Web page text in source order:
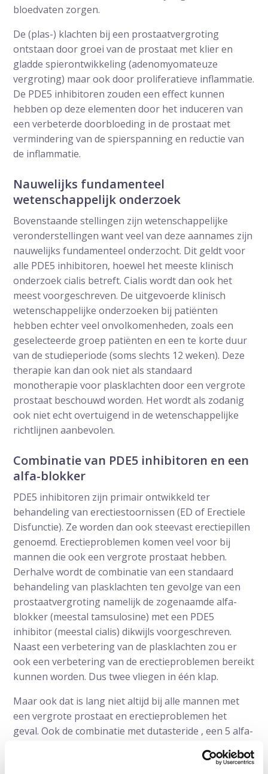
bloedvaten zorgen.
De (plas-) klachten bij een prostaatvergroting
ontstaan door groei van de prostaat met klier en
gladde spierontwikkeling (adenomyomateuze
vergroting) maar ook door proliferatieve inflammatie.
De PDE5 inhibitoren zouden een effect kunnen
hebben op deze elementen door het induceren van
een verbeterde doorbloeding in de prostaat met
vermindering van de spierspanning en reductie van
de inflammatie.
Nauwelijks fundamenteel
wetenschappelijk onderzoek
Bovenstaande stellingen zijn wetenschappelijke
veronderstellingen want veel van deze aannames zijn
nauwelijks fundamenteel onderzocht. Dit geldt voor
alle PDE5 inhibitoren, hoewel het meeste klinisch
onderzoek cialis betreft. Cialis wordt dan ook het
meest voorgeschreven. De uitgevoerde klinisch
wetenschappelijke onderzoeken bij patiënten
hebben echter veel onvolkomenheden, zoals een
geselecteerde groep patiënten en een te korte duur
van de studieperiode (soms slechts 12 weken). Deze
therapie kan dan ook niet als standaard
monotherapie voor plasklachten door een vergrote
prostaat beschouwd worden. Het wordt als zodanig
ook niet echt overtuigend in de wetenschappelijke
richtlijnen aanbevolen.
Combinatie van PDE5 inhibitoren en een
alfa-blokker
PDE5 inhibitoren zijn primair ontwikkeld ter
behandeling van erectiestoornissen (ED of Erectiele
Disfunctie). Ze worden dan ook steevast erectiepillen
genoemd. Erectieproblemen komen veel voor bij
mannen die ook een vergrote prostaat hebben.
Derhalve wordt de combinatie van een standaard
behandeling van plasklachten ten gevolge van een
prostaatvergroting namelijk de zogenaamde alfa-
blokker (meestal tamsulosine) met een PDE5
inhibitor (meestal cialis) dikwijls voorgeschreven.
Naast een verbetering van de plasklachten zou er
ook een verbetering van de erectieproblemen bereikt
kunnen worden. Dus twee vliegen in één klap.
Maar ook dat is lang niet altijd bij alle mannen met
een vergrote prostaat en erectieproblemen het
geval. Ook de combinatie met dutasteride , een 5 alfa-
prostaatvergroting verkleint met cialis zou bij